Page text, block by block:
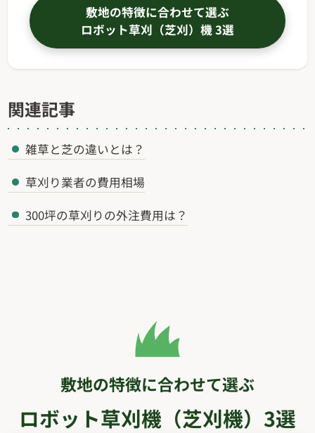
敷地の特徴に合わせて選ぶ
ロボット草刈（芝刈）機 3選
関連記事
雑草と芝の違いとは？
草刈り業者の費用相場
300坪の草刈りの外注費用は？
敷地の特徴に合わせて選ぶ
ロボット草刈機（芝刈機）3選